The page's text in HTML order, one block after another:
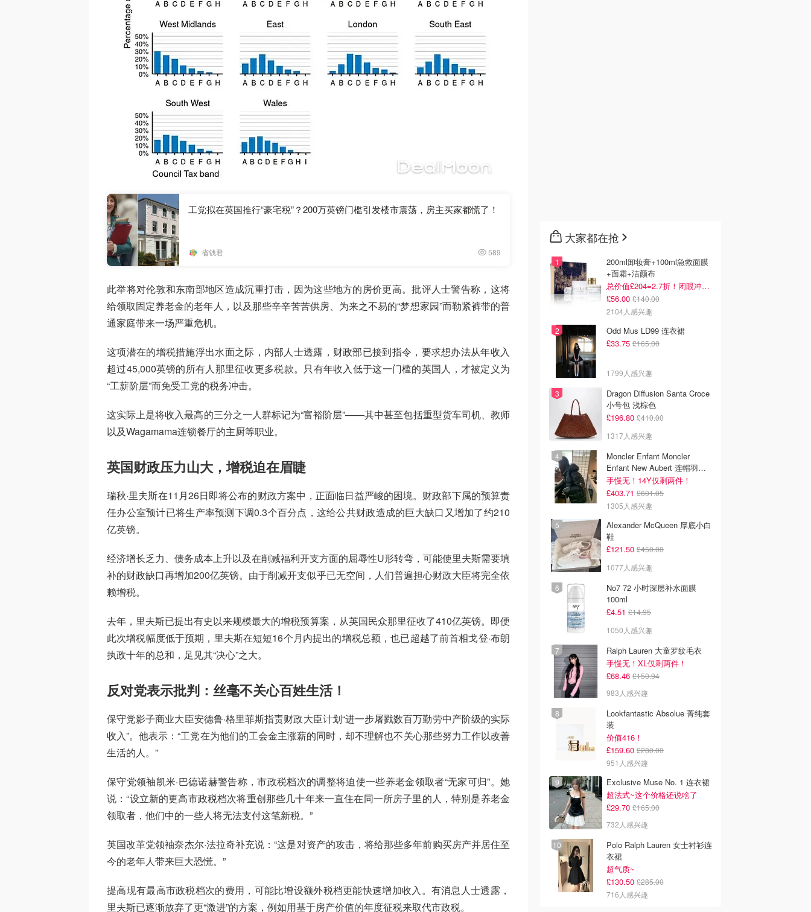
工党拟在英国推行“豪宅税”？200万英镑门槛引发楼市震荡，房主买家都慌了！
省钱君 589
此举将对伦敦和东南部地区造成沉重打击，因为这些地方的房价更高。批评人士警告称，这将
给领取固定养老金的老年人，以及那些辛辛苦苦供房、为来之不易的“梦想家园”而勒紧裤带的普
通家庭带来一场严重危机。
这项潜在的增税措施浮出水面之际，内部人士透露，财政部已接到指令，要求想办法从年收入
超过45,000英镑的所有人那里征收更多税款。只有年收入低于这一门槛的英国人，才被定义为
“工薪阶层”而免受工党的税务冲击。
这实际上是将收入最高的三分之一人群标记为“富裕阶层”——其中甚至包括重型货车司机、教师
以及Wagamama连锁餐厅的主厨等职业。
英国财政压力山大，增税迫在眉睫
瑞秋·里夫斯在11月26日即将公布的财政方案中，正面临日益严峻的困境。财政部下属的预算责
任办公室预计已将生产率预测下调0.3个百分点，这给公共财政造成的巨大缺口又增加了约210
亿英镑。
经济增长乏力、债务成本上升以及在削减福利开支方面的屈辱性U形转弯，可能使里夫斯需要填
补的财政缺口再增加200亿英镑。由于削减开支似乎已无空间，人们普遍担心财政大臣将完全依
赖增税。
去年，里夫斯已提出有史以来规模最大的增税预算案，从英国民众那里征收了410亿英镑。即便
此次增税幅度低于预期，里夫斯在短短16个月内提出的增税总额，也已超越了前首相戈登·布朗
执政十年的总和，足见其“决心”之大。
反对党表示批判：丝毫不关心百姓生活！
保守党影子商业大臣安德鲁·格里菲斯指责财政大臣计划“进一步屠戮数百万勤劳中产阶级的实际
收入”。他表示：“工党在为他们的工会金主涨薪的同时，却不理解也不关心那些努力工作以改善
生活的人。”
保守党领袖凯米·巴德诺赫警告称，市政税档次的调整将迫使一些养老金领取者“无家可归”。她
说：“设立新的更高市政税档次将重创那些几十年来一直住在同一所房子里的人，特别是养老金
领取者，他们中的一些人将无法支付这笔新税。”
英国改革党领袖奈杰尔·法拉奇补充说：“这是对资产的攻击，将给那些多年前购买房产并居住至
今的老年人带来巨大恐慌。”
提高现有最高市政税档次的费用，可能比增设额外税档更能快速增加收入。有消息人士透露，
里夫斯已逐渐放弃了更“激进”的方案，例如用基于房产价值的年度征税来取代市政税。
大家都在抢
200ml卸妆膏+100ml急救面膜
+面霜+洁颜布
总价值£204=2.7折！闭眼冲这套！
£56.00 £140.00
2104人感兴趣
Odd Mus LD99 连衣裙
£33.75 £165.00
1799人感兴趣
Dragon Diffusion Santa Croce
小号包 浅棕色
£196.80 £410.00
1317人感兴趣
Moncler Enfant Moncler
Enfant New Aubert 连帽羽绒
服
手慢无！14Y仅剩两件！
£403.71 £601.05
1305人感兴趣
Alexander McQueen 厚底小白
鞋
£121.50 £450.00
1077人感兴趣
No7 72 小时深层补水面膜
100ml
£4.51 £14.95
1050人感兴趣
Ralph Lauren 大童罗纹毛衣
手慢无！XL仅剩两件！
£68.46 £150.94
983人感兴趣
Lookfantastic Absolue 菁纯套
装
价值416！
£159.60 £280.00
951人感兴趣
Exclusive Muse No. 1 连衣裙
超法式~这个价格还说啥了
£29.70 £165.00
732人感兴趣
Polo Ralph Lauren 女士衬衫连
衣裙
超气质~
£130.50 £285.00
716人感兴趣